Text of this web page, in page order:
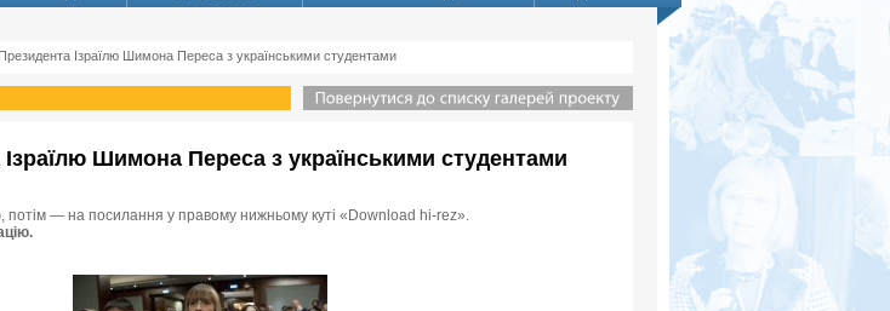
Ізраїлю Шимона Переса з українськими студентами
Шимона Переса з українськими студентами
потім — на посилання у правому нижньому куті «Download hi-rez».